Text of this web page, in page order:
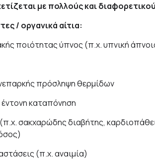
με πολλούς και
/ οργανικά αίτια:
ποιότητας ύπνος (π.χ. υπνική
πρόσληψη θερμίδων
καταπόνηση
σακχαρώδης διαβήτης,
(π.χ. αναιμία)